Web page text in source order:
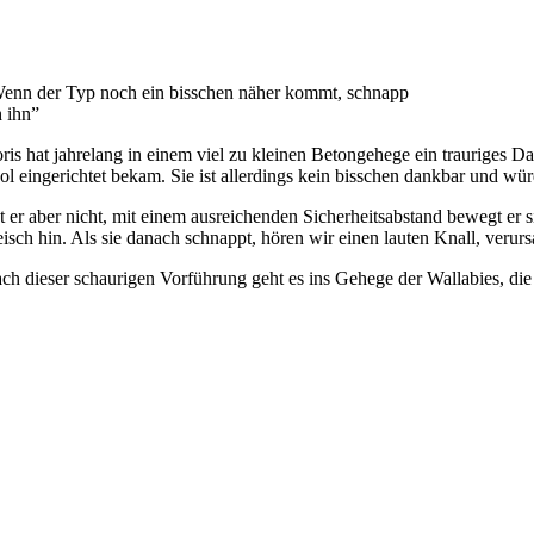
der Typ noch ein bisschen näher kommt, schnapp
ihn”
hat jahrelang in einem viel zu kleinen Betongehege ein trauriges
eingerichtet bekam. Sie ist allerdings kein bisschen dankbar und
er aber nicht, mit einem ausreichenden Sicherheitsabstand bewegt
hin. Als sie danach schnappt, hören wir einen lauten Knall,
dieser schaurigen Vorführung geht es ins Gehege der Wallabies,